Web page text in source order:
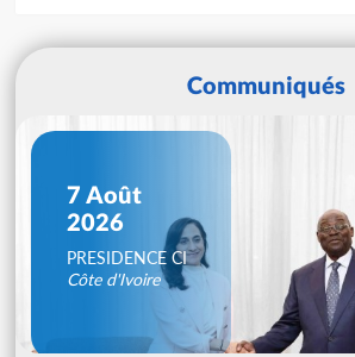
Communiqués
7 Août
2026
PRESIDENCE CI
Côte d'Ivoire